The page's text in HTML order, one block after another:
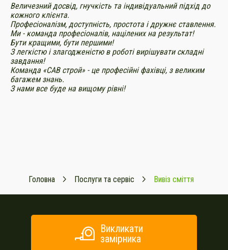
Величезний досвід, гнучкість та індивідуальний підхід до
кожного клієнта.
Професіоналізм, доступність, простота і дружнє ставлення.
Ми - команда професіоналів, націлених на результат!
Бути кращими, бути першими!
З легкістю і злагодженістю в роботі вирішувати складні
завдання!
Команда «САВ строй» - це професійні фахівці, з великим
багажем знань.
З нами все буде на вищому рівні!
Головна Послуги та сервіс Вивіз сміття
Викликати
замірника